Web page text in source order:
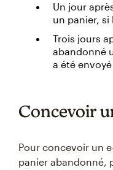
Un jour
un panier, si
Trois jours
abandonné
a été envoyé
Concevoir
Pour concevoir un
panier abandonné,